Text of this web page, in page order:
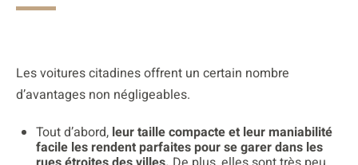
Les voitures citadines offrent un certain nombre
d’avantages non négligeables.
Tout d’abord, leur taille compacte et leur maniabilité
facile les rendent parfaites pour se garer dans les